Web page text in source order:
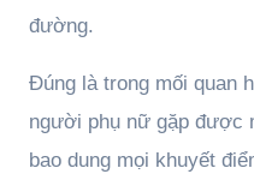
đường.
Đúng là trong mối quan
người phụ nữ gặp được
bao dung mọi khuyết